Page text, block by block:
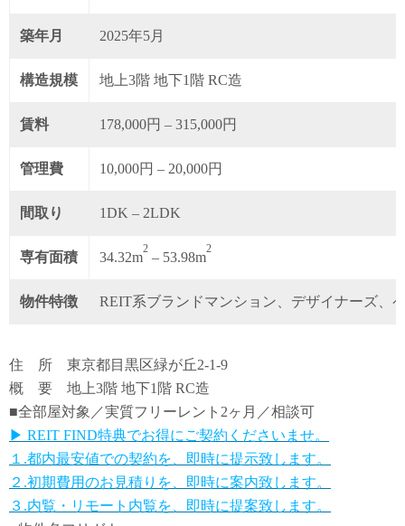
築年月 2025年5月
構造規模 地上3階 地下1階 RC造
賃料 178,000円 – 315,000円
管理費 10,000円 – 20,000円
間取り 1DK – 2LDK
専有面積 34.32m
2
– 53.98m
2
物件特徴 REIT系ブランドマンション、デザイナーズ、
住 所 東京都目黒区緑が丘2-1-9
概 要 地上3階 地下1階 RC造
■全部屋対象／実質フリーレント2ヶ月／相談可
▶ REIT FIND特典でお得にご契約くださいませ。
１.都内最安値での契約を、即時に提示致します。
２.初期費用のお見積りを、即時に案内致します。
３.内覧・リモート内覧を、即時に提案致します。